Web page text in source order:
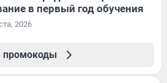
в первый год обучения
2026
промокоды